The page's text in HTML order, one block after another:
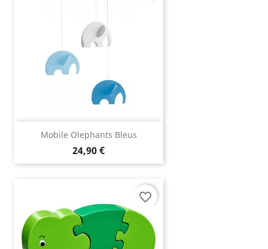
Mobile Olephants Bleus
24,90 €
favorite_border